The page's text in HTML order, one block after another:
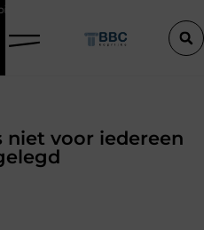
verrast
niet voor iedereen